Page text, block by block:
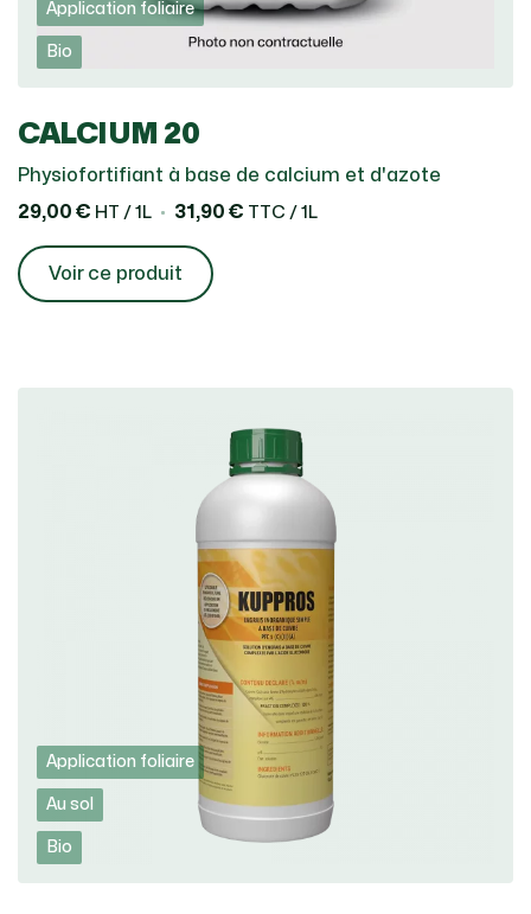
Application foliaire
Bio
CALCIUM 20
Physiofortifiant à base de calcium et d'azote
29,00 € HT / 1L 31,90 € TTC / 1L
Voir ce produit
Application foliaire
Au sol
Bio